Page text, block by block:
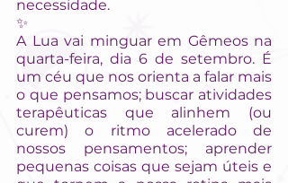
necessidade.
✨
A Lua vai minguar em Gêmeos na
quarta-feira, dia 6 de setembro. É
um céu que nos orienta a falar mais
o que pensamos; buscar atividades
terapêuticas que alinhem (ou
curem) o ritmo acelerado de
nossos pensamentos; aprender
pequenas coisas que sejam úteis e